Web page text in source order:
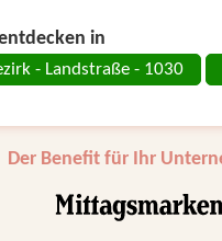
in
- Landstraße - 1030
Der Benefit für Ihr